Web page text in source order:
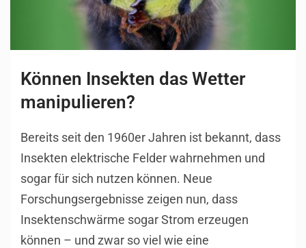
Können Insekten das Wetter
manipulieren?
Bereits seit den 1960er Jahren ist bekannt, dass
Insekten elektrische Felder wahrnehmen und
sogar für sich nutzen können. Neue
Forschungsergebnisse zeigen nun, dass
Insektenschwärme sogar Strom erzeugen
können – und zwar so viel wie eine